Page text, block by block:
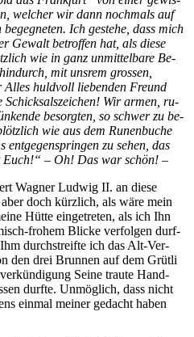
wel­cher wir dann noch­mals auf
Ich ge­ste­he, dass mich
Ge­walt be­trof­fen hat, als die­se
wie in ganz un­mit­tel­ba­re Be­
mit uns­rem gros­sen,
huld­voll lie­ben­den Freund
Schick­sals­zei­chen! Wir ar­men, ru­
be­sorg­ten, so schwer zu be­
wie aus dem Ru­nen­bu­che
ent­ge­gen­sprin­gen zu se­hen, das
– Oh! Das war schön! –
Wag­ner Lud­wig II. an die­se
doch kürz­lich, als wäre mein
Hüt­te ein­ge­tre­ten, als ich Ihn
fro­hem Bli­cke ver­fol­gen durf­
durch­streif­te ich das Alt-Ver­
den drei Brun­nen auf dem Grüt­li
Sei­ne trau­te Hand­
durf­te. Un­mög­lich, dass nicht
ein­mal mei­ner ge­dacht ha­ben